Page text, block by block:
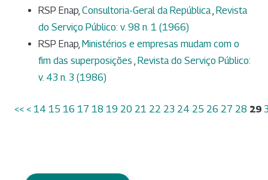
RSP Enap, Consultoria-Geral da República Revista
do Serviço Público: v. 98 n. 1 (1966)
RSP Enap, Ministérios e empresas mudam com o
fim das superposições Revista do Serviço Público:
v. 43 n. 3 (1986)
<< < 14 15 16 17 18 19 20 21 22 23 24 25 26 27 28 29